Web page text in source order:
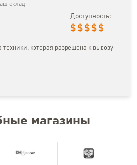
склад
Доступность:
$ $ $ $ $
техники, которая разрешена к вывозу
магазины